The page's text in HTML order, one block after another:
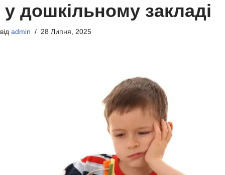
у дошкільному закладі
від admin 28 Липня, 2025